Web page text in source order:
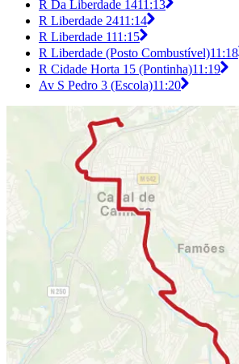
R Da Liberdade 1411:13
R Liberdade 2411:14
R Liberdade 111:15
R Liberdade (Posto Combustível)11:18
R Cidade Horta 15 (Pontinha)11:19
Av S Pedro 3 (Escola)11:20